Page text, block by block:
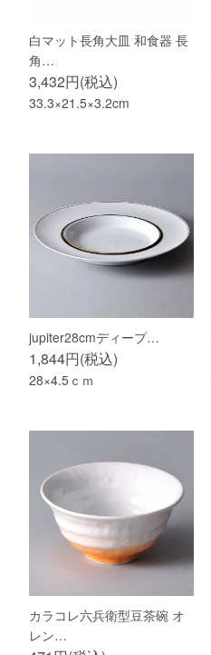
白マット長角大皿 和食器 長
角…
3,432円(税込)
33.3×21.5×3.2cm
jupiter28cmディープ…
1,844円(税込)
28×4.5ｃｍ
カラコレ六兵衛型豆茶碗 オ
レン…